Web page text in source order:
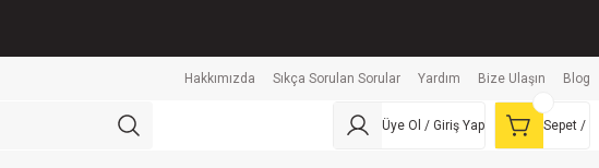
Hakkımızda Sıkça Sorulan Sorular Yardım Bize Ulaşın Blog
Üye Ol / Giriş Yap Sepet /